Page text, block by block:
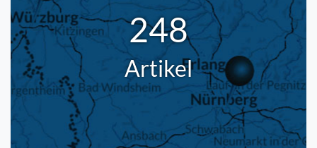
248
Artikel